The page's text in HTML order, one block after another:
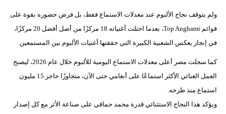
بيئة
مدوَّنات
فيديو
ولم يتوقف نجاح الألبوم عند معدلات الاستماع فقط، بل فرض حضوره بقوة على
قوائم Top Anghami، بعدما احتلت أغنياته 18 مركزًا من أصل أفضل 20 مركزًا،
في إنجاز يعكس الشعبية الكبيرة التي حققتها أغنيات الألبوم بين المستمعين.
كما سجلت مصر أعلى معدلات الاستماع اليومية للألبوم خلال عام 2026، ليصبح
العمل الغنائي الأكثر استماعًا على أنغامي حتى الآن، متجاوزًا حاجز 15 مليون
استماع منذ طرحه.
ويؤكد هذا النجاح الاستثنائي قدرة محمد حماقي على صناعة الأثر مع كل إصدار